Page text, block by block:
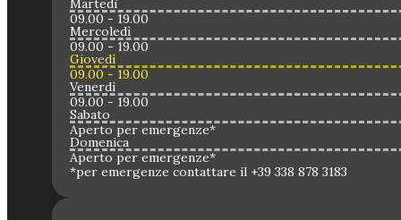
Martedì
09.00 - 19.00
Mercoledì
09.00 - 19.00
Giovedì
09.00 - 19.00
Venerdì
09.00 - 19.00
Sabato
Aperto per emergenze*
Domenica
Aperto per emergenze*
*per emergenze contattare il +39 338 878 3183